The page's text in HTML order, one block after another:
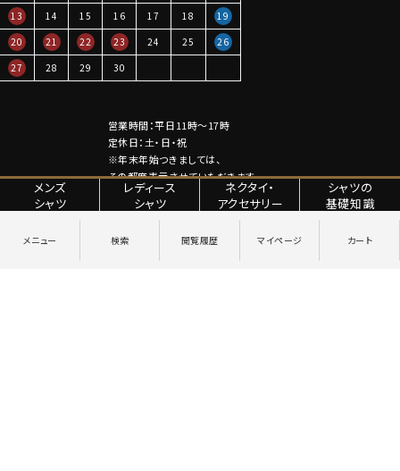
メンズ
シャツ
レディース
シャツ
ネクタイ・
アクセサリー
シャツの
基礎知識
13
14 15 16 17 18
19
20
21 22 23 24 25
26
27
28 29 30
営業時間：平日11時～17時
定休日：土・日・祝
※年末年始つきましては、
その都度表示させていただきます。
特定商取引法に関する表記 プライバシーポリシー
Copyright © YANAGIDA ORIMONO CO.LTD. All Rights Reserved.